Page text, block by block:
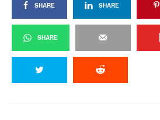
SHARE SHARE
SHARE